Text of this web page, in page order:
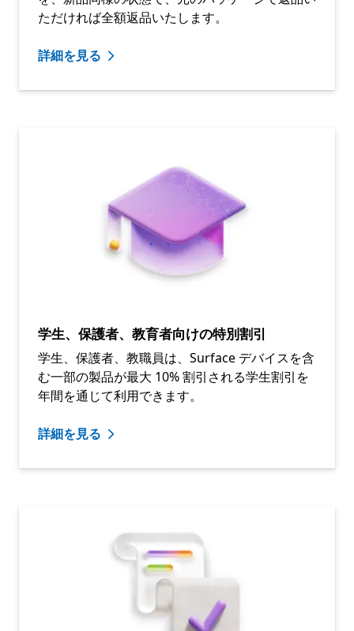
ただければ全額返品いたします。
詳細を見る
学生、保護者、教育者向けの特別割引
学生、保護者、教職員は、Surface デバイスを含
む一部の製品が最大 10% 割引される学生割引を
年間を通じて利用できます。
詳細を見る